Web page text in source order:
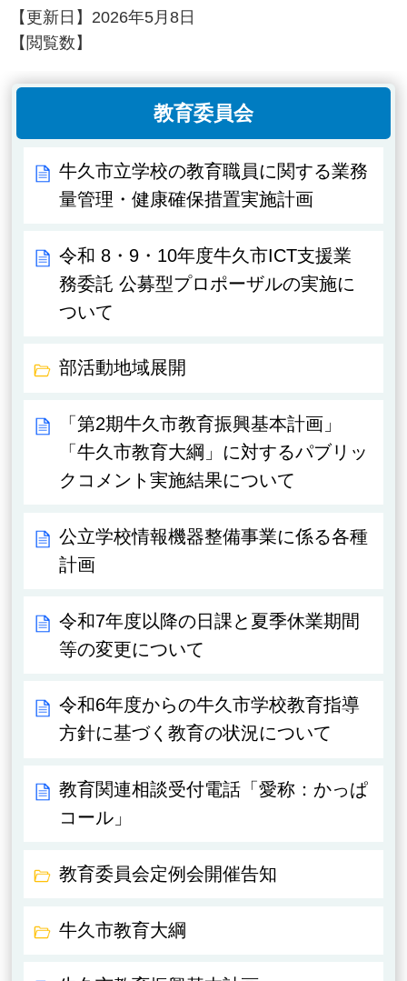
【更新日】 2026年5月8日
【閲覧数】
教育委員会
牛久市立学校の教育職員に関する業務
量管理・健康確保措置実施計画
令和 8・9・10年度牛久市ICT支援業
務委託 公募型プロポーザルの実施に
ついて
部活動地域展開
「第2期牛久市教育振興基本計画」
「牛久市教育大綱」に対するパブリッ
クコメント実施結果について
公立学校情報機器整備事業に係る各種
計画
令和7年度以降の日課と夏季休業期間
等の変更について
令和6年度からの牛久市学校教育指導
方針に基づく教育の状況について
教育関連相談受付電話「愛称：かっぱ
コール」
教育委員会定例会開催告知
牛久市教育大綱